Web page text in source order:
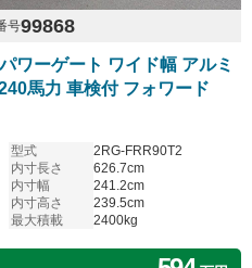
号99868
ワーゲート ワイド幅 アルミ
馬力 車検付 フォワード
型式
2RG-FRR90T2
内寸長さ
626.7cm
内寸幅
241.2cm
内寸高さ
239.5cm
最大積載
2400kg